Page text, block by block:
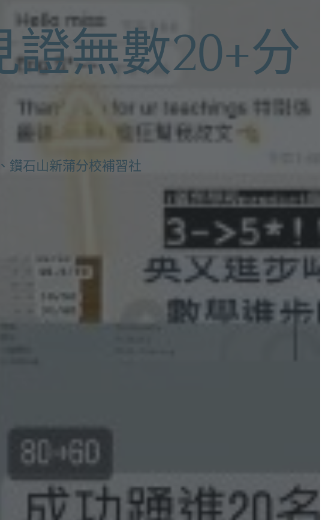
無數20+分
鑽石山新蒲分校補習社